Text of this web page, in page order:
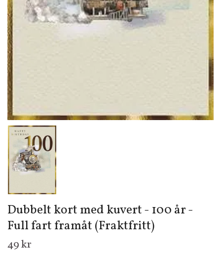
Dubbelt kort med kuvert - 100 år -
Full fart framåt (Fraktfritt)
49 kr